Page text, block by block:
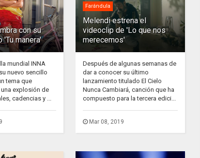
con su
'Tu manera'
mundial INNA
nuevo sencillo
tema que
explosión de
cadencias y ...
Farándula
Melendi estrena el
videoclip de 'Lo que nos
merecemos'
Después de algunas semanas de
dar a conocer su último
lanzamiento titulado El Cielo
Nunca Cambiará, canción que ha
compuesto para la tercera edici...
Mar 08, 2019